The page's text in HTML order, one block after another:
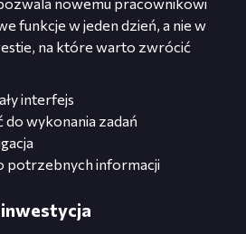
funkcje w jeden dzień, a nie w
na które warto zwrócić
interfejs
do wykonania zadań
potrzebnych informacji